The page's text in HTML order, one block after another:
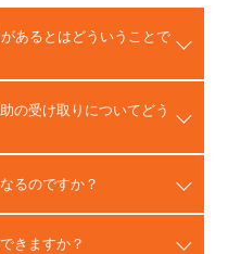
あるとはどういうことで
の受け取りについてどう
るのですか？
きますか？